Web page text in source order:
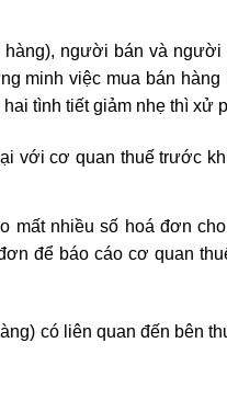
người bán và
minh việc mua bán hàng
tình tiết giảm nhẹ thì xử
với cơ quan thuế trước
mất nhiều số hoá đơn
để báo cáo cơ quan
có liên quan đến bên